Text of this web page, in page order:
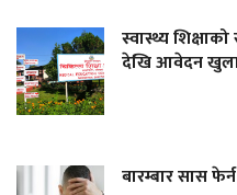
स्वास्थ्य
देखि आवेदन
बारम्बार सास